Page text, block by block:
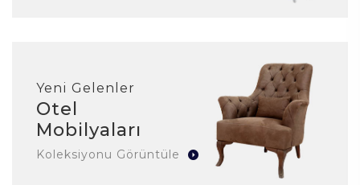
Yeni Gelenler
Otel
Mobilyaları
Koleksiyonu Görüntüle